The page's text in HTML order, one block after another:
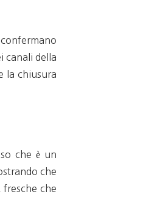
canali della
la chiusura
che è un
che
fresche che